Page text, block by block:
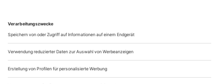
von Hunderten spielbarer Werke dieses Genres
zusammenstellen. In der gegenwärtigen Theaterpraxis
figurieren jedoch nur noch eine Handvoll «klassischer»
Operetten; und sie müssen sich den ohnedies kaum üppigen
Anteil unterhaltsamen Musiktheaters in...